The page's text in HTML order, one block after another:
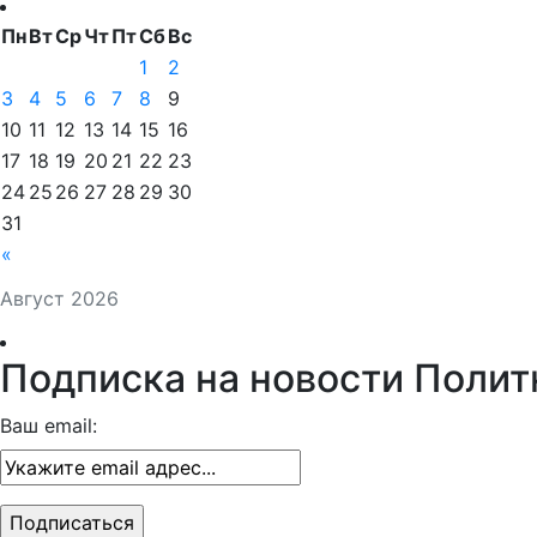
Август 2026
ПнВтСрЧтПтСбВс
«
1
2
3
4 5 6 7 8
9
10 11 12 13 14 15 16
17 18 19 20 21 22 23
24 25 26 27 28 29 30
31
Подписка на новости
Ваш email: